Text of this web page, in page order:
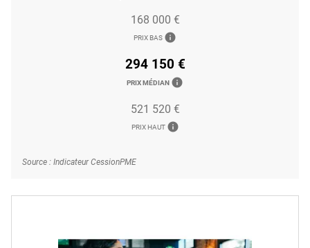
168 000 €
PRIX BAS info
294 150 €
PRIX MÉDIAN info
521 520 €
PRIX HAUT info
Source : Indicateur CessionPME